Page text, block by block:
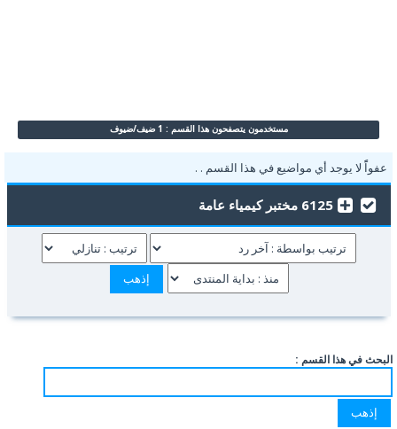
مستخدمون يتصفحون هذا القسم : 1 ضيف/ضيوف
عفواًً لا يوجد أي مواضيع في هذا القسم . .
6125 مختبر كيمياء عامة
البحث في هذا القسم :